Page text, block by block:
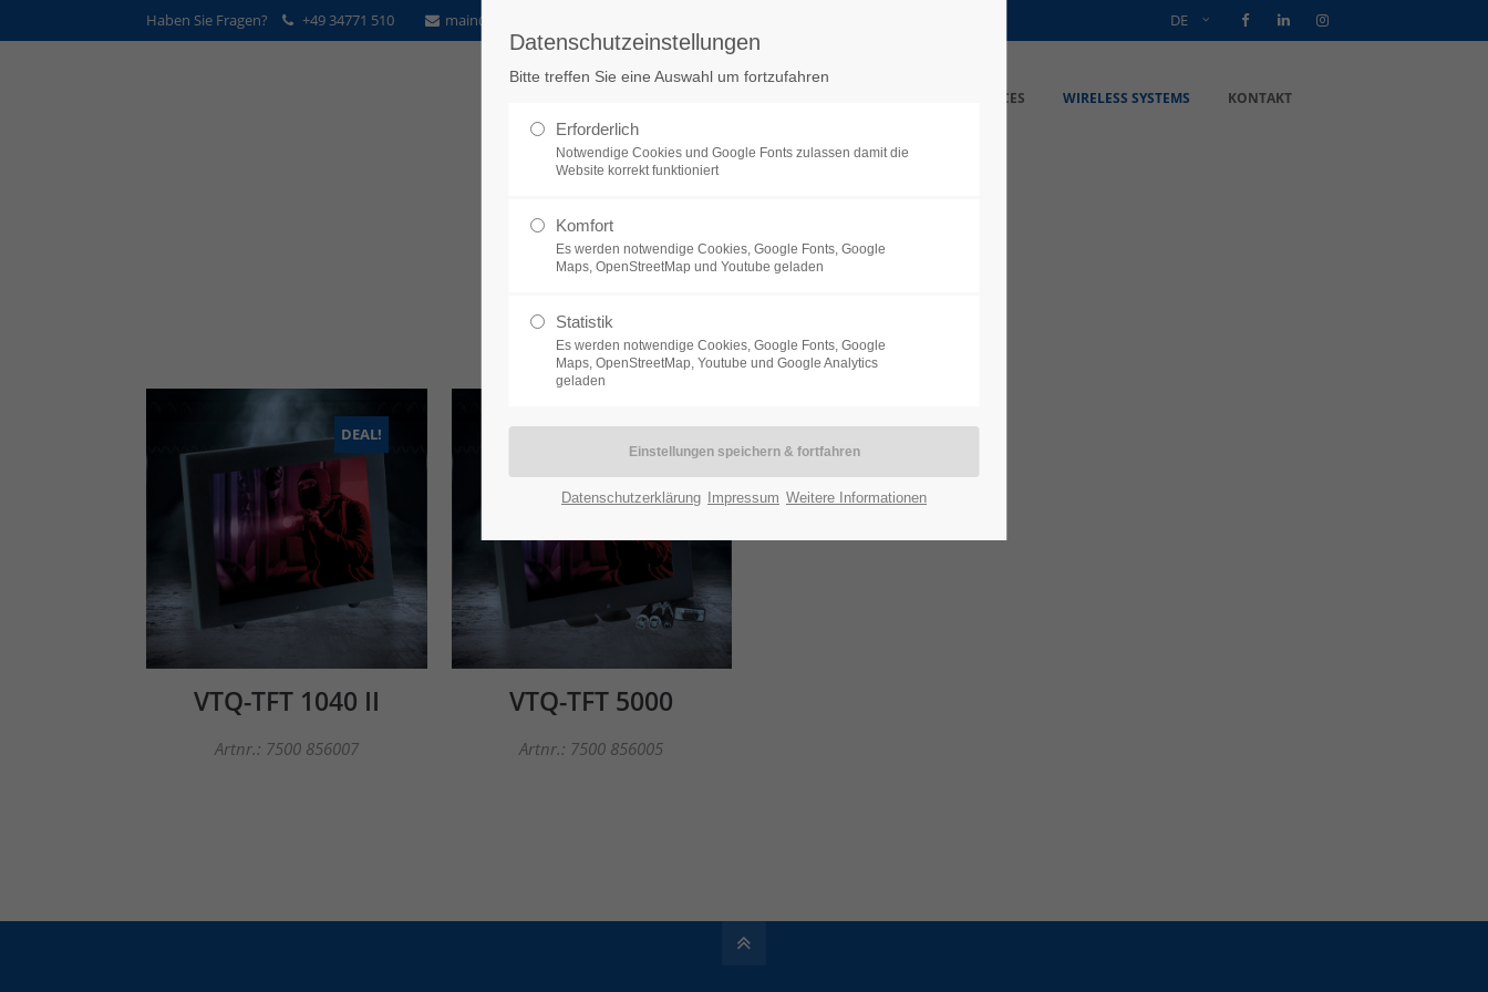
DE
Haben Sie Fragen? +49 34771 510 main@vtq.de
ELECTRONIC MANUFACTURING SERVICES WIRELESS SYSTEMS KONTAKT
VTQ
DEAL!
VTQ-TFT 1040 II
Artnr.: 7500 856007
VTQ-TFT 5000
Artnr.: 7500 856005
Datenschutzeinstellungen
Bitte treffen Sie eine Auswahl um fortzufahren
Erforderlich
Notwendige Cookies und Google Fonts zulassen damit die
Website korrekt funktioniert
Komfort
Es werden notwendige Cookies, Google Fonts, Google
Maps, OpenStreetMap und Youtube geladen
Statistik
Es werden notwendige Cookies, Google Fonts, Google
Maps, OpenStreetMap, Youtube und Google Analytics
geladen
Datenschutzerklärung Impressum Weitere Informationen